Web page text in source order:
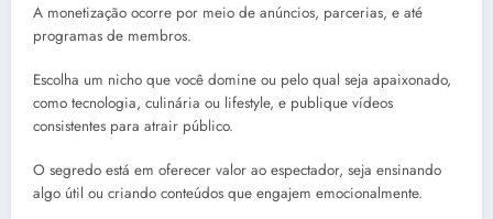
A monetização ocorre por meio de anúncios, parcerias, e até
programas de membros.
Escolha um nicho que você domine ou pelo qual seja apaixonado,
como tecnologia, culinária ou lifestyle, e publique vídeos
consistentes para atrair público.
O segredo está em oferecer valor ao espectador, seja ensinando
algo útil ou criando conteúdos que engajem emocionalmente.